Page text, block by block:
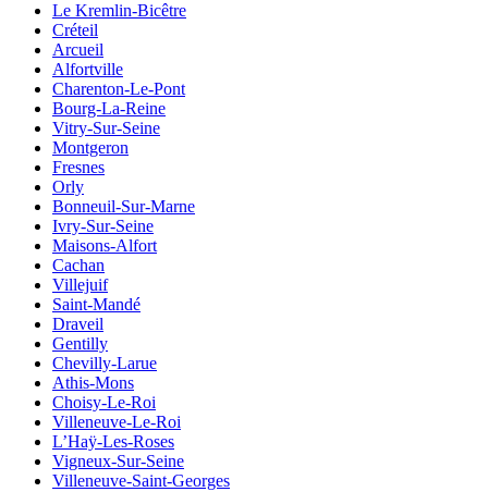
Le Kremlin-Bicêtre
Créteil
Arcueil
Alfortville
Charenton-Le-Pont
Bourg-La-Reine
Vitry-Sur-Seine
Montgeron
Fresnes
Orly
Bonneuil-Sur-Marne
Ivry-Sur-Seine
Maisons-Alfort
Cachan
Villejuif
Saint-Mandé
Draveil
Gentilly
Chevilly-Larue
Athis-Mons
Choisy-Le-Roi
Villeneuve-Le-Roi
L’Haÿ-Les-Roses
Vigneux-Sur-Seine
Villeneuve-Saint-Georges